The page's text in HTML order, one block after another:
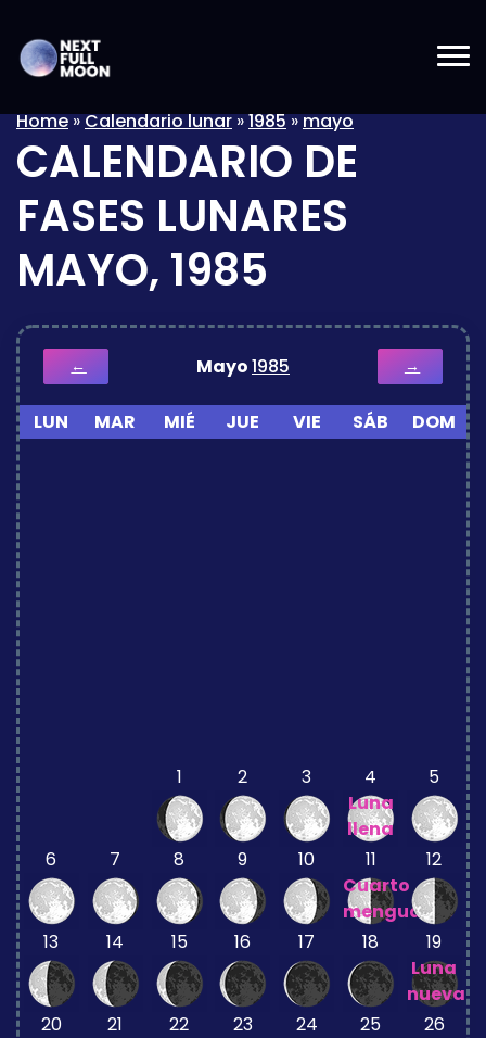
Home»Calendario lunar»1985»mayo
CALENDARIO DE
FASES LUNARES
MAYO, 1985
← Mayo1985 →
LUN MAR MIÉ JUE VIE SÁB DOM
1 2 3
4
Luna
llena
5
6 7 8 9 10
11
Cuarto
menguante
12
13 14 15 16 17 18
19
Luna
nueva
20
21 22 23 24 25 26